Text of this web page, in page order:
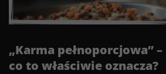
„Karma pełnoporcjowa” –
co to właściwie oznacza?